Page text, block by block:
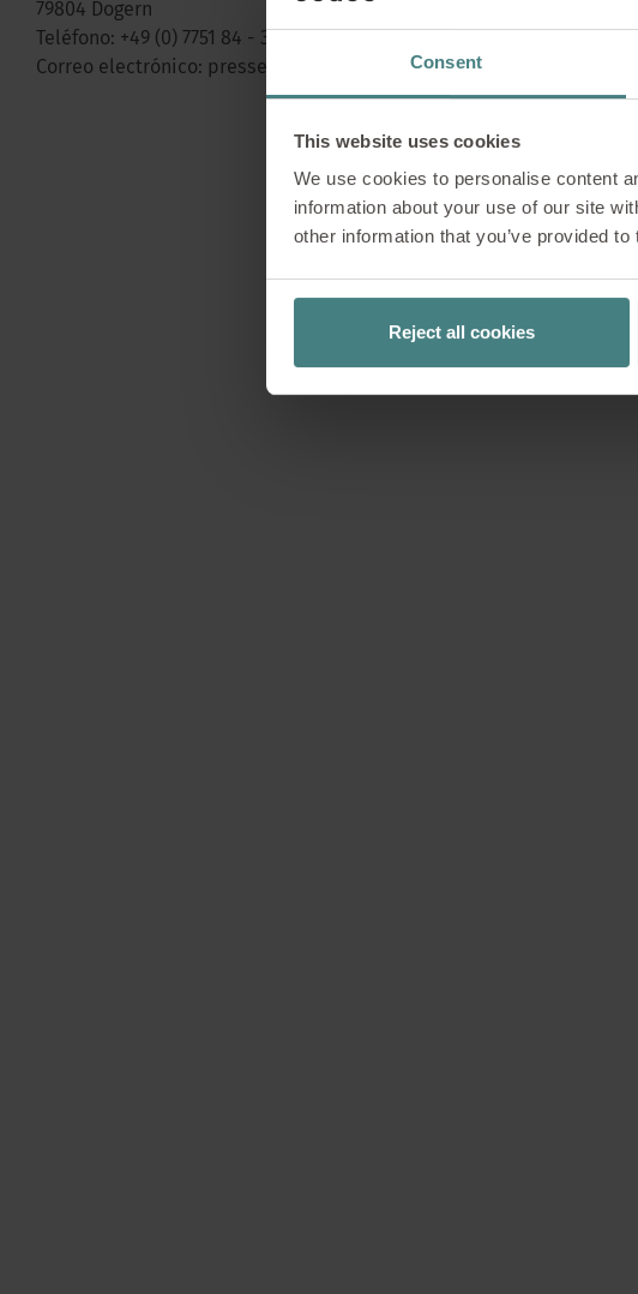
Consent
This website uses cookies
We use cookies to personalise content
information about your use of our site
other information that you’ve provided
Reject all cookies
79804 Dogern
Teléfono: +49 (0) 7751 84 - 320
Correo electrónico: presse@sedus.com